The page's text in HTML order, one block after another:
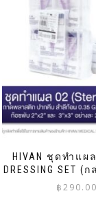
HIVAN ชุดทำแผล
DRESSING SET (
฿290.00